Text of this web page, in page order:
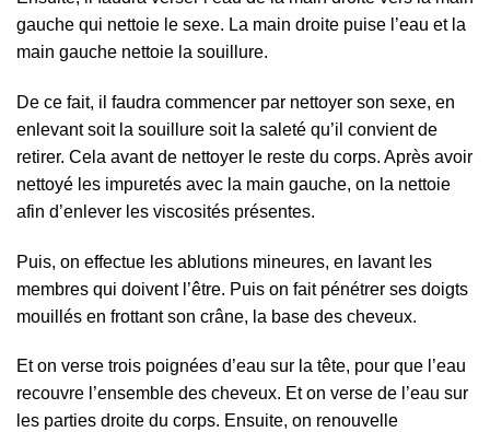
gauche qui nettoie le sexe. La main droite puise l’eau et la
main gauche nettoie la souillure.
De ce fait, il faudra commencer par nettoyer son sexe, en
enlevant soit la souillure soit la saleté qu’il convient de
retirer. Cela avant de nettoyer le reste du corps. Après avoir
nettoyé les impuretés avec la main gauche, on la nettoie
afin d’enlever les viscosités présentes.
Puis, on effectue les ablutions mineures, en lavant les
membres qui doivent l’être. Puis on fait pénétrer ses doigts
mouillés en frottant son crâne, la base des cheveux.
Et on verse trois poignées d’eau sur la tête, pour que l’eau
recouvre l’ensemble des cheveux. Et on verse de l’eau sur
les parties droite du corps. Ensuite, on renouvelle